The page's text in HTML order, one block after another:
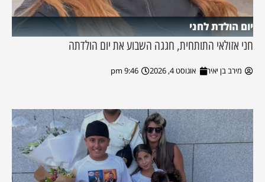
יום הולדת לחני
חני אזולאי התותחית, חגגה השבוע את יום הולדתה
מירב בן יאיר אוגוסט 4, 2026 9:46 pm